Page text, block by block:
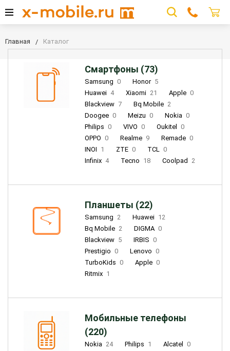
Главная Каталог
Смартфоны (73)
Samsung 0 Honor 5
Huawei 4 Xiaomi 21 Apple 0
Blackview 7 Bq Mobile 2
Doogee 0 Meizu 0 Nokia 0
Philips 0 VIVO 0 Oukitel
0
OPPO 0 Realme 9 Remade 0
INOI 1 ZTE 0 TCL 0
Infinix 4 Tecno 18 Coolpad 2
Планшеты (22)
Samsung 2 Huawei 12
Bq Mobile 2 DIGMA 0
Blackview 5 IRBIS 0
Prestigio 0 Lenovo 0
TurboKids 0 Apple 0
Ritmix 1
Мобильные телефоны
(220)
Nokia 24 Philips 1 Alcatel
0